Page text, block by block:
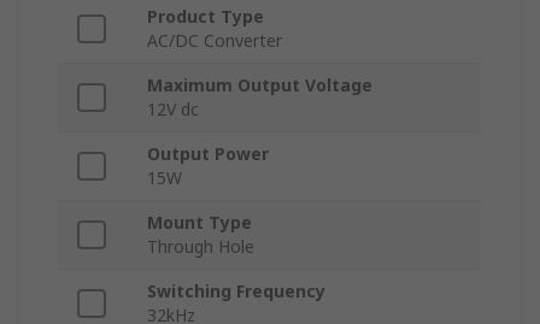
Product Type
AC/DC Converter
Maximum Output Voltage
12V dc
Output Power
15W
Mount Type
Through Hole
Switching Frequency
32kHz